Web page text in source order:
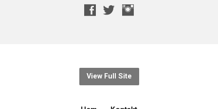
View Full Site